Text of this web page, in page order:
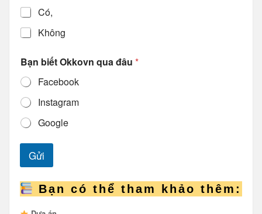
Có,
Không
Bạn biết Okkovn qua đâu *
Facebook
Instagram
Google
Gửi
Bạn có thể tham khảo thêm: